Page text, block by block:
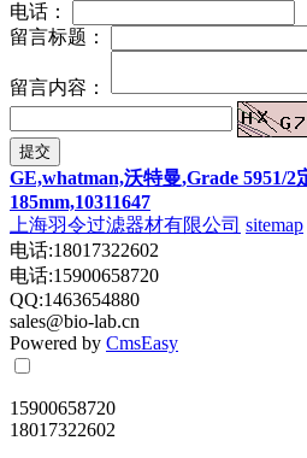
电话：
留言标题：
留言内容：
提交
GE,whatman,沃特曼,Grade 5951/
185mm,10311647
上海羽令过滤器材有限公司 sitemap
电话:18017322602
电话:15900658720
QQ:1463654880
sales@bio-lab.cn
Powered by CmsEasy
15900658720
18017322602